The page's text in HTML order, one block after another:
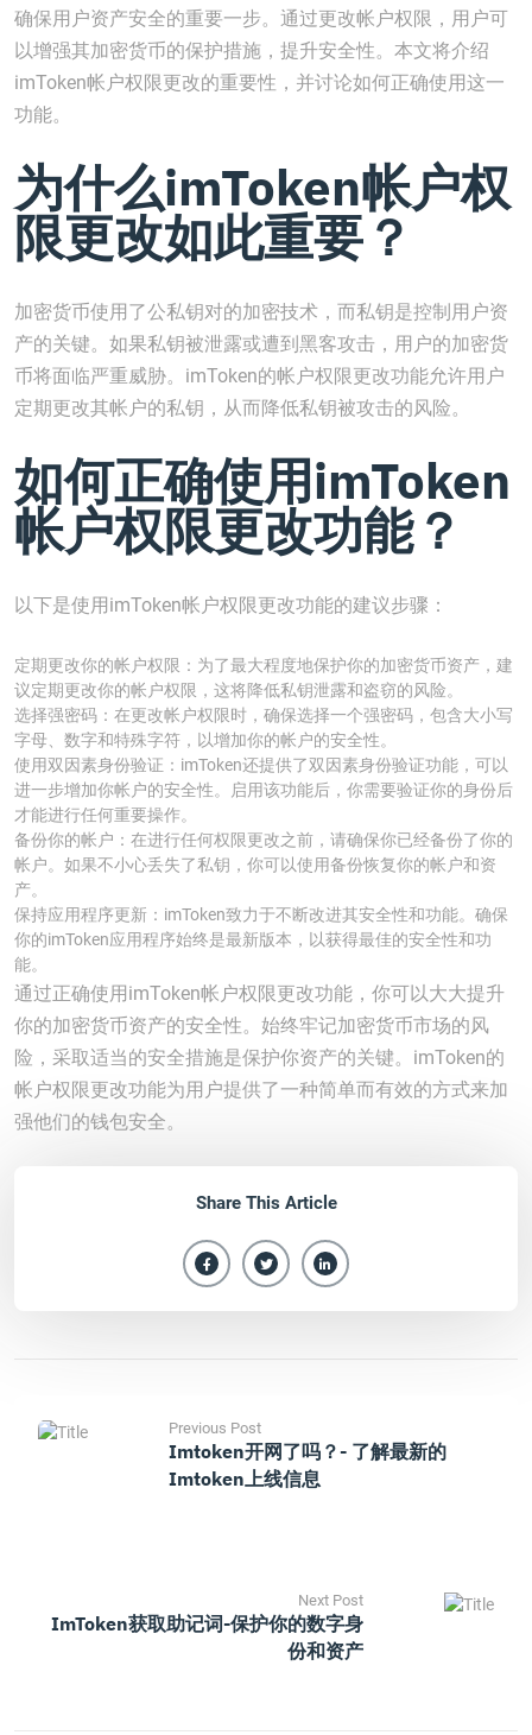
确保用户资产安全的重要一步。通过更改帐户权限，用户可
以增强其加密货币的保护措施，提升安全性。本文将介绍
imToken帐户权限更改的重要性，并讨论如何正确使用这一
功能。
为什么imToken帐户权
限更改如此重要？
加密货币使用了公私钥对的加密技术，而私钥是控制用户资
产的关键。如果私钥被泄露或遭到黑客攻击，用户的加密货
币将面临严重威胁。imToken的帐户权限更改功能允许用户
定期更改其帐户的私钥，从而降低私钥被攻击的风险。
如何正确使用imToken
帐户权限更改功能？
以下是使用imToken帐户权限更改功能的建议步骤：
定期更改你的帐户权限：为了最大程度地保护你的加密货币资产，建
议定期更改你的帐户权限，这将降低私钥泄露和盗窃的风险。
选择强密码：在更改帐户权限时，确保选择一个强密码，包含大小写
字母、数字和特殊字符，以增加你的帐户的安全性。
使用双因素身份验证：imToken还提供了双因素身份验证功能，可以
进一步增加你帐户的安全性。启用该功能后，你需要验证你的身份后
才能进行任何重要操作。
备份你的帐户：在进行任何权限更改之前，请确保你已经备份了你的
帐户。如果不小心丢失了私钥，你可以使用备份恢复你的帐户和资
产。
保持应用程序更新：imToken致力于不断改进其安全性和功能。确保
你的imToken应用程序始终是最新版本，以获得最佳的安全性和功
能。
通过正确使用imToken帐户权限更改功能，你可以大大提升
你的加密货币资产的安全性。始终牢记加密货币市场的风
险，采取适当的安全措施是保护你资产的关键。imToken的
帐户权限更改功能为用户提供了一种简单而有效的方式来加
强他们的钱包安全。
Share This Article
Previous Post
Imtoken开网了吗？- 了解最新的
Imtoken上线信息
Next Post
ImToken获取助记词-保护你的数字身
份和资产